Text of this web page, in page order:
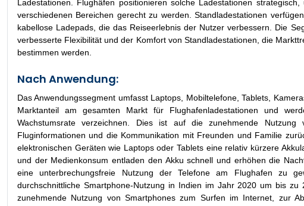
Ladestationen. Flughäfen positionieren solche Ladestationen
verschiedenen Bereichen gerecht zu werden. Standladestationen
kabellose Ladepads, die das Reiseerlebnis der Nutzer verbessern. Die
verbesserte Flexibilität und der Komfort von Standladestationen, die
bestimmen werden.
Nach Anwendung:
Das Anwendungssegment umfasst Laptops, Mobiltelefone, Tablets,
Marktanteil am gesamten Markt für Flughafenladestationen und
Wachstumsrate verzeichnen. Dies ist auf die zunehmende
Fluginformationen und die Kommunikation mit Freunden und Familie
elektronischen Geräten wie Laptops oder Tablets eine relativ kürzere
und der Medienkonsum entladen den Akku schnell und erhöhen die
eine unterbrechungsfreie Nutzung der Telefone am Flughafen zu
durchschnittliche Smartphone-Nutzung in Indien im Jahr 2020 um bis
zunehmende Nutzung von Smartphones zum Surfen im Internet, zur